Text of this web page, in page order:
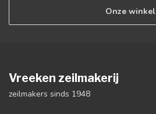
Onze winkel
Vreeken zeilmakerij
zeilmakers sinds 1948